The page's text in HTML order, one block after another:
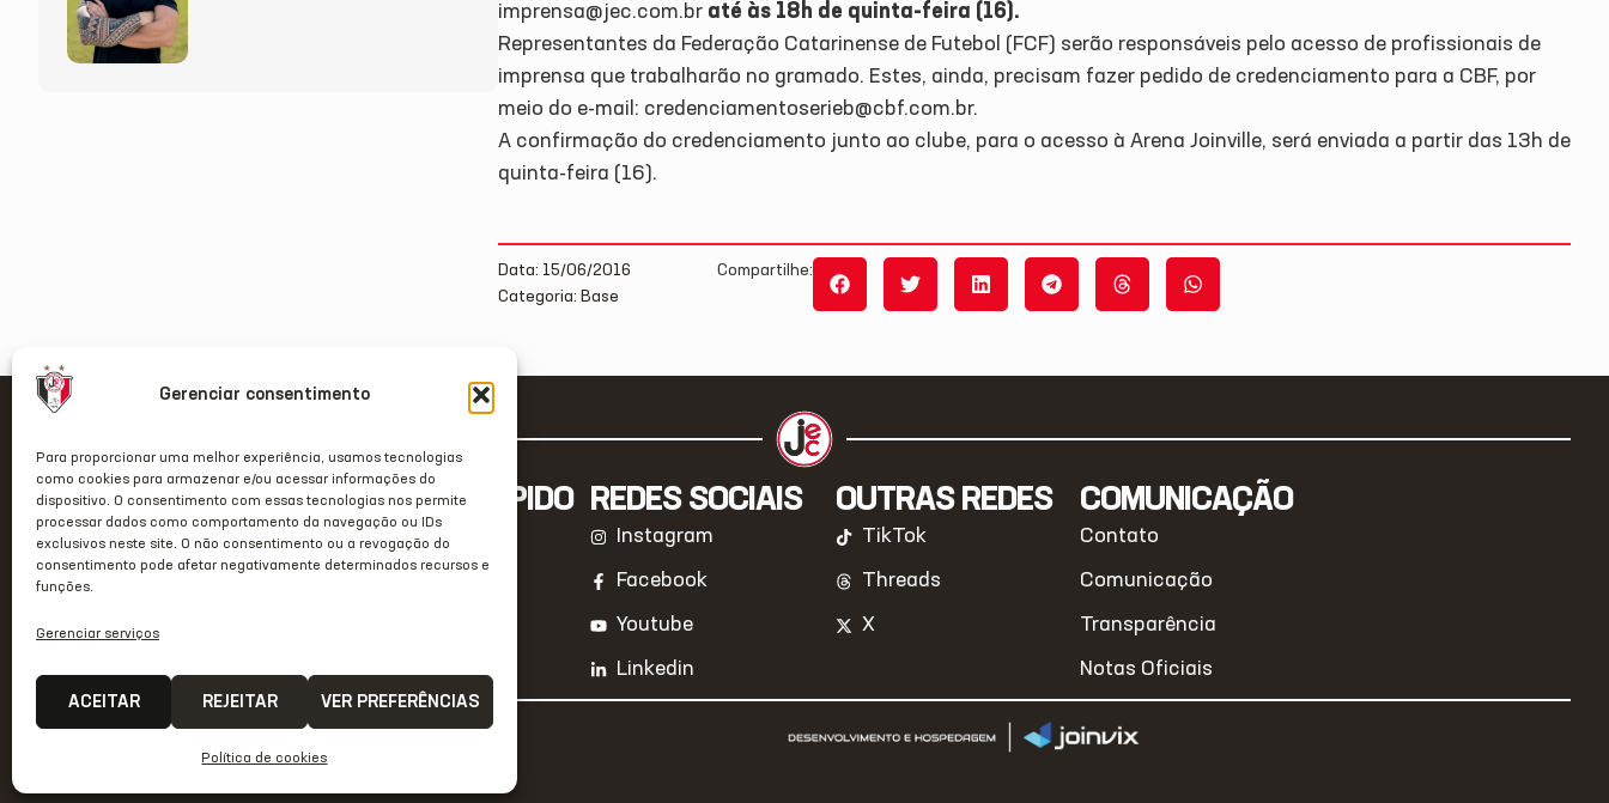
Gerenciar consentimento
Para proporcionar uma melhor experiência, usamos tecnologias
como cookies para armazenar e/ou acessar informações do
dispositivo. O consentimento com essas tecnologias nos permite
processar dados como comportamento da navegação ou IDs
exclusivos neste site. O não consentimento ou a revogação do
consentimento pode afetar negativamente determinados recursos e
funções.
Gerenciar serviços
ACEITAR REJEITAR VER PREFERÊNCIAS
Política de cookies
imprensa@jec.com.br até às 18h de quinta-feira (16).
Representantes da Federação Catarinense de Futebol (FCF) serão responsáveis pelo acesso de profissionais de
imprensa que trabalharão no gramado. Estes, ainda, precisam fazer pedido de credenciamento para a CBF, por
meio do e-mail: credenciamentoserieb@cbf.com.br.
A confirmação do credenciamento junto ao clube, para o acesso à Arena Joinville, será enviada a partir das 13h de
quinta-feira (16).
Data: 15/06/2016
Categoria: Base
Compartilhe:
ACESSO RÁPIDO
Home
REDES SOCIAIS
Instagram
Facebook
Youtube
Linkedin
OUTRAS REDES
TikTok
Threads
X
COMUNICAÇÃO
Contato
Comunicação
Transparência
Notas Oficiais
2026 © Todos os direitos reservados